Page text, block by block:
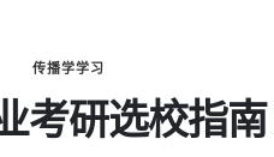
传播学学习
考研选校指